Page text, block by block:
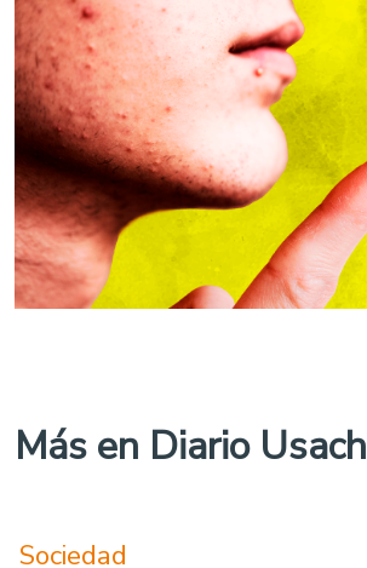
Más en Diario Usach
Sociedad